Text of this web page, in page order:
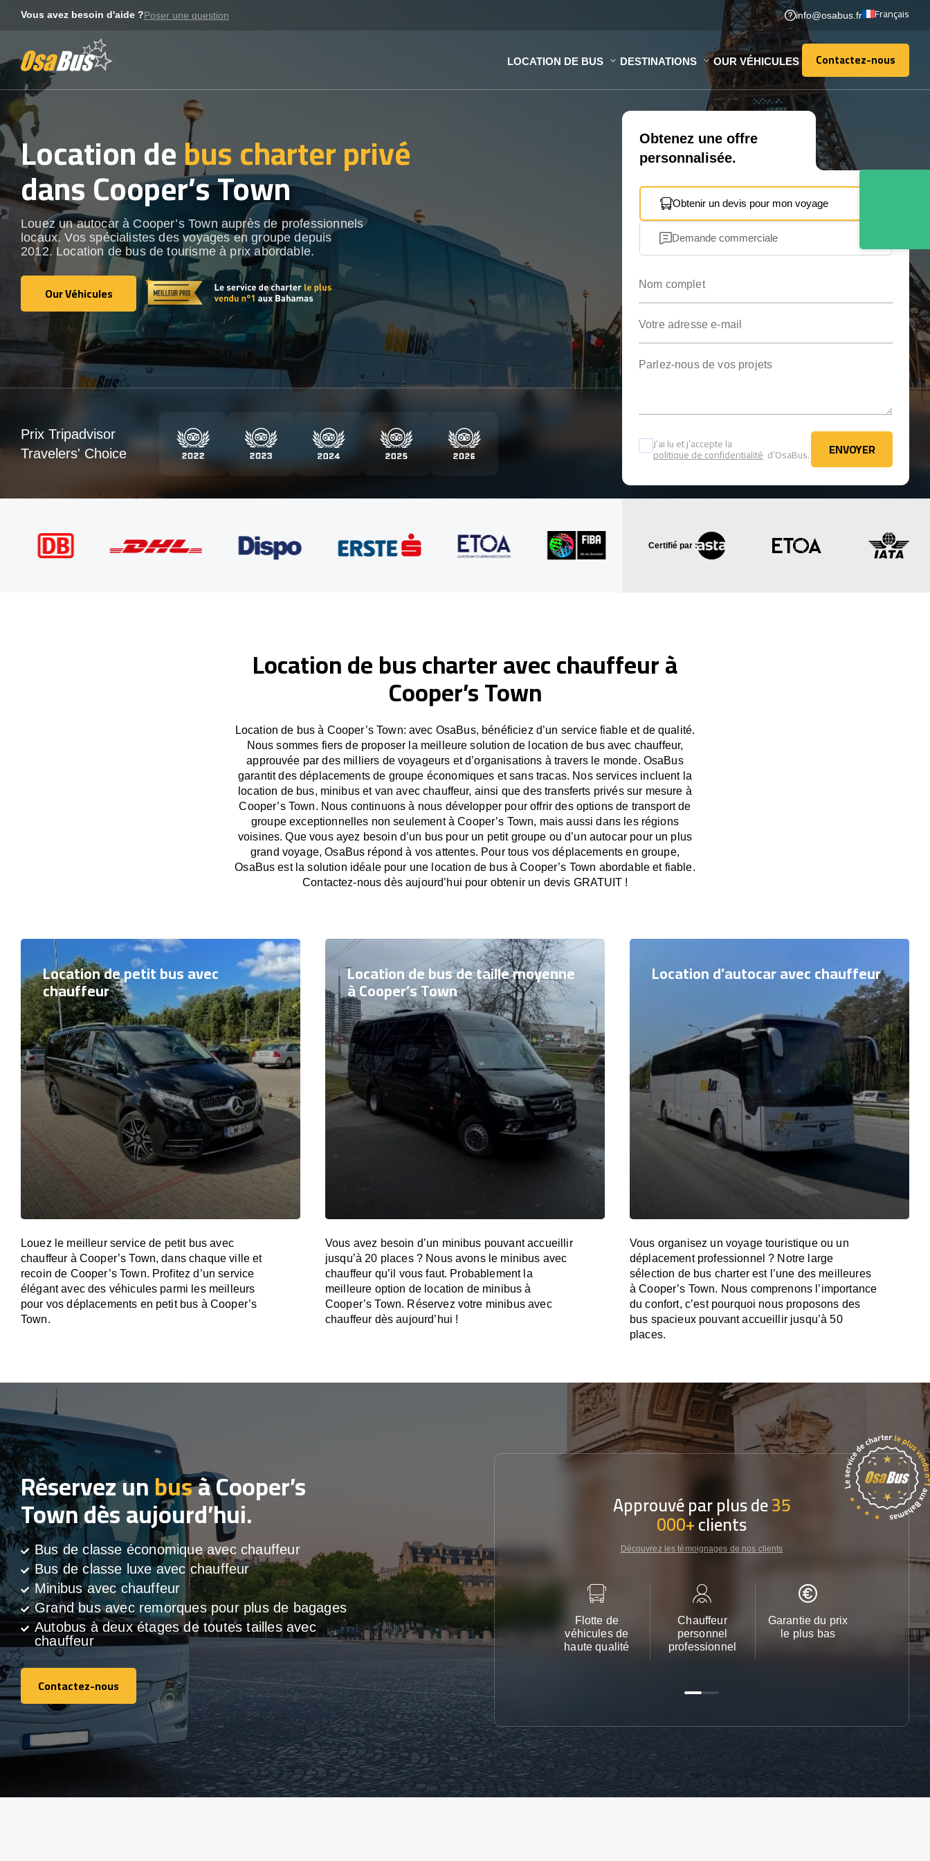
Vous avez besoin d'aide ?Poser une question info@osabus.fr Français
LOCATION DE BUS DESTINATIONS OUR VÉHICULES Contactez-nous
Contactez-nous
Location debus charter privé
dans Cooper’s Town
Louez un autocar à Cooper’s Town auprès de professionnels
locaux. Vos spécialistes des voyages en groupe depuis
2012. Location de bus de tourisme à prix abordable.
Our Véhicules
Our Véhicules
Obtenez une offre
personnalisée.
Obtenir un devis pour mon voyage
Demande commerciale
J’ai lu et j’accepte la
politique de confidentialité d’OsaBus. ENVOYER
ENVOYER
Prix Tripadvisor
Travelers' Choice
Certifié par :
Location de bus charter avec chauffeur à
Cooper’s Town
Location de bus à Cooper’s Town: avec OsaBus, bénéficiez d’un service fiable et de qualité.
Nous sommes fiers de proposer la meilleure solution de location de bus avec chauffeur,
approuvée par des milliers de voyageurs et d’organisations à travers le monde. OsaBus
garantit des déplacements de groupe économiques et sans tracas. Nos services incluent la
location de bus, minibus et van avec chauffeur, ainsi que des transferts privés sur mesure à
Cooper’s Town. Nous continuons à nous développer pour offrir des options de transport de
groupe exceptionnelles non seulement à Cooper’s Town, mais aussi dans les régions
voisines. Que vous ayez besoin d’un bus pour un petit groupe ou d’un autocar pour un plus
grand voyage, OsaBus répond à vos attentes. Pour tous vos déplacements en groupe,
OsaBus est la solution idéale pour une location de bus à Cooper’s Town abordable et fiable.
Contactez-nous dès aujourd’hui pour obtenir un devis GRATUIT !
Location de petit bus avec
chauffeur
Louez le meilleur service de petit bus avec
chauffeur à Cooper’s Town, dans chaque ville et
recoin de Cooper’s Town. Profitez d’un service
élégant avec des véhicules parmi les meilleurs
pour vos déplacements en petit bus à Cooper’s
Town.
Location de bus de taille moyenne
à Cooper’s Town
Vous avez besoin d’un minibus pouvant accueillir
jusqu’à 20 places ? Nous avons le minibus avec
chauffeur qu’il vous faut. Probablement la
meilleure option de location de minibus à
Cooper’s Town. Réservez votre minibus avec
chauffeur dès aujourd’hui !
Location d’autocar avec chauffeur
Vous organisez un voyage touristique ou un
déplacement professionnel ? Notre large
sélection de bus charter est l’une des meilleures
à Cooper’s Town. Nous comprenons l’importance
du confort, c’est pourquoi nous proposons des
bus spacieux pouvant accueillir jusqu’à 50
places.
Réservez unbusà Cooper’s
Town dès aujourd’hui.
Bus de classe économique avec chauffeur
Bus de classe luxe avec chauffeur
Minibus avec chauffeur
Grand bus avec remorques pour plus de bagages
Autobus à deux étages de toutes tailles avec
chauffeur
Contactez-nous
Contactez-nous
Approuvé par plus de35
000+clients
Découvrez les témoignages de nos clients
Flotte de
véhicules de
haute qualité
Chauffeur
personnel
professionnel
Garantie du prix
le plus bas
Service
24h/24